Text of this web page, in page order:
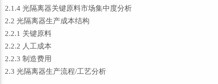
2.1.4 光隔离器关键原料市场集中度分析
2.2 光隔离器生产成本结构
2.2.1 关键原料
2.2.2 人工成本
2.2.3 制造费用
2.3 光隔离器生产流程/工艺分析